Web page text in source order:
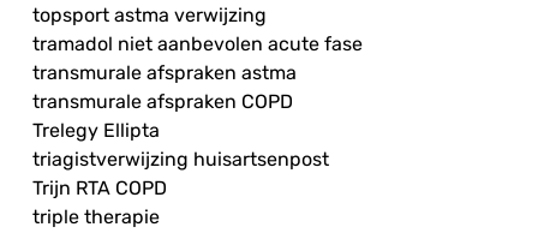
topsport astma verwijzing
tramadol niet aanbevolen acute fase
transmurale afspraken astma
transmurale afspraken COPD
Trelegy Ellipta
triagistverwijzing huisartsenpost
Trijn RTA COPD
triple therapie